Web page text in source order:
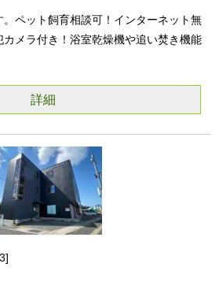
ペット飼育相談可！インターネット無
メラ付き！浴室乾燥機や追い焚き機能
詳細